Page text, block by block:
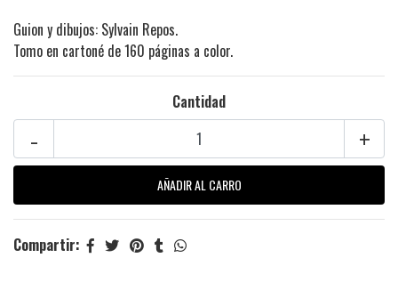
Guion y dibujos: Sylvain Repos.
Tomo en cartoné de 160 páginas a color.
Cantidad
+
-
Compartir: